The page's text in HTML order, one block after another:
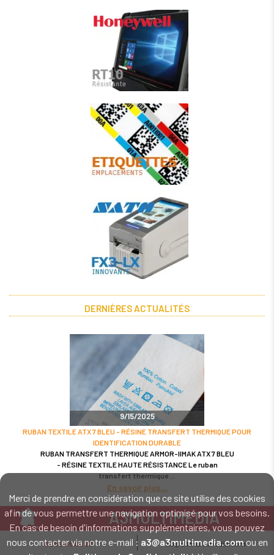
Merci de prendre en considération que ce site utilise des cookies
afin de vous permettre une navigation optimisé pour vos besoins.
En cas de besoin d'informations supplémentaires, vous pouvez
nous contacter via notre e-mail : a3@a3multimedia.comou en
DERNIÈRES ACTUALITÉS
9/15/2025
RUBAN TEXTILE ATX 7 BLEU - RÉSINE TRANSFERT THERMIQUE POUR
IDENTIFICATION DURABLE
RUBAN TRANSFERT THERMIQUE ARMOR-IIMAK ATX 7 BLEU
- RÉSINE TEXTILE HAUTE RÉSISTANCE Le ruban
transfert thermique
En savoir plus
A3MULTIMEDIA
LE SPÉCIALISTE MATÉRIEL ET LOGICIEL CODE BARRE
Intervention sur tout le territoire : Cholet - Nantes - Angers - Rennes - Le
02 52 45 00 20 a3@a3multimedia.com